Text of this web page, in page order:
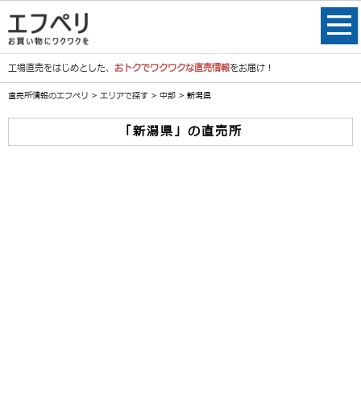
工場直売をはじめとした、 おトクでワクワクな直売情報をお届け！
直売所情報のエフペリ > エリアで探す > 中部 > 新潟県
「新潟県」の直売所